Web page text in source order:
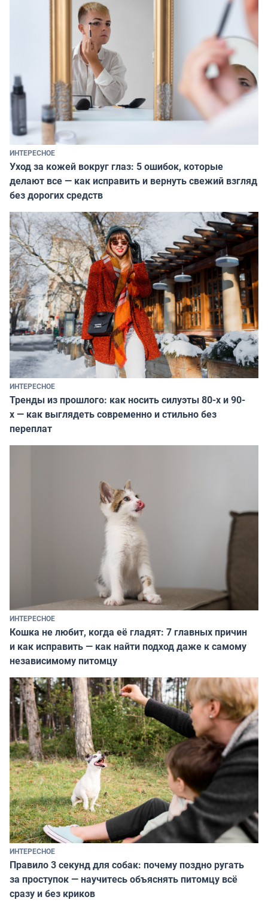
ИНТЕРЕСНОЕ
Уход за кожей вокруг глаз: 5 ошибок, которые
делают все — как исправить и вернуть свежий взгляд
без дорогих средств
ИНТЕРЕСНОЕ
Тренды из прошлого: как носить силуэты 80-х и 90-
х — как выглядеть современно и стильно без
переплат
ИНТЕРЕСНОЕ
Кошка не любит, когда её гладят: 7 главных причин
и как исправить — как найти подход даже к самому
независимому питомцу
ИНТЕРЕСНОЕ
Правило 3 секунд для собак: почему поздно ругать
за проступок — научитесь объяснять питомцу всё
сразу и без криков